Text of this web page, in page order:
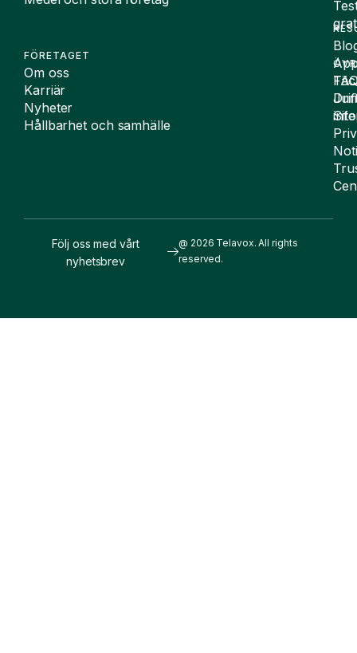
FÖRETAGET
Om oss
Karriär
Nyheter
Hållbarhet och samhälle
@ 2026 Telavox. All rights
reserved.
Följ oss med vårt
nyhetsbrev